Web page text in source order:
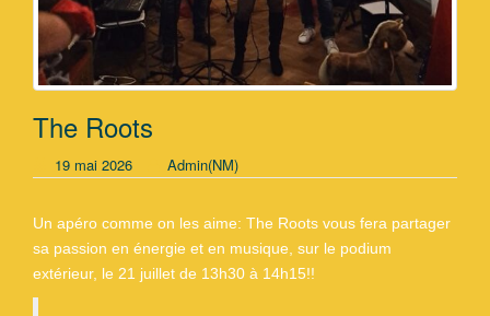
The Roots
19 mai 2026 Admin(NM)
Un apéro comme on les aime: The Roots vous fera partager
sa passion en énergie et en musique, sur le podium
extérieur, le 21 juillet de 13h30 à 14h15!!